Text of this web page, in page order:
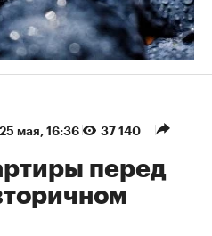
25 мая, 16:36 37 140
перед